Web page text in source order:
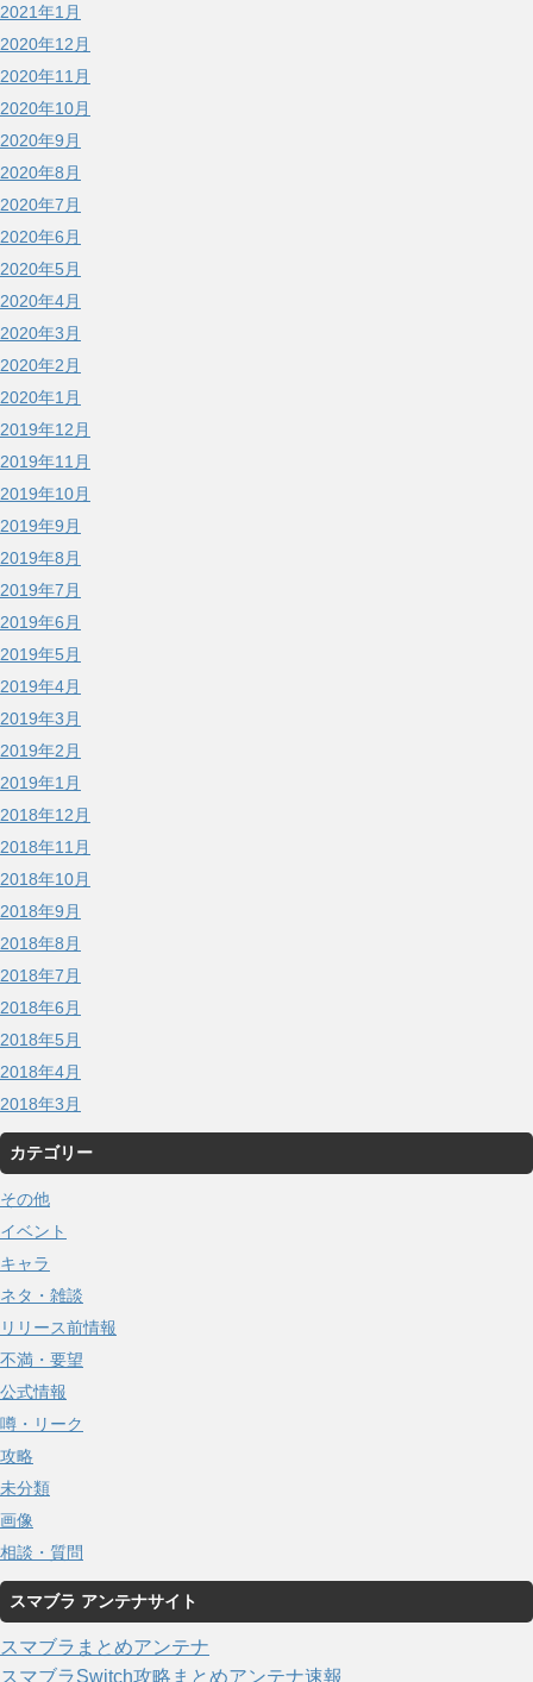
2021年1月
2020年12月
2020年11月
2020年10月
2020年9月
2020年8月
2020年7月
2020年6月
2020年5月
2020年4月
2020年3月
2020年2月
2020年1月
2019年12月
2019年11月
2019年10月
2019年9月
2019年8月
2019年7月
2019年6月
2019年5月
2019年4月
2019年3月
2019年2月
2019年1月
2018年12月
2018年11月
2018年10月
2018年9月
2018年8月
2018年7月
2018年6月
2018年5月
2018年4月
2018年3月
カテゴリー
その他
イベント
キャラ
ネタ・雑談
リリース前情報
不満・要望
公式情報
噂・リーク
攻略
未分類
画像
相談・質問
スマブラ アンテナサイト
スマブラまとめアンテナ
スマブラSwitch攻略まとめアンテナ速報